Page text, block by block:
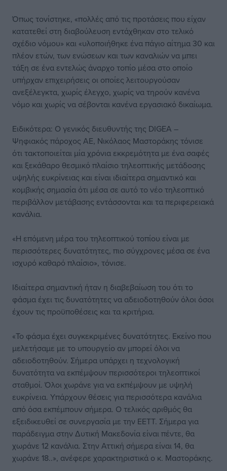
Όπως τονίστηκε, «πολλές από τις προτάσεις που είχαν
κατατεθεί στη διαβούλευση εντάχθηκαν στο τελικό
σχέδιο νόμου» και «υλοποιήθηκε ένα πάγιο αίτημα 30 και
πλέον ετών, των ενώσεων και των καναλιών να μπει
τάξη σε ένα εντελώς άναρχο τοπίο μέσα στο οποίο
υπήρχαν επιχειρήσεις οι οποίες λειτουργούσαν
ανεξέλεγκτα, χωρίς έλεγχο, χωρίς να τηρούν κανένα
νόμο και χωρίς να σέβονται κανένα εργασιακό δικαίωμα.
Ειδικότερα: Ο γενικός διευθυντής της DIGEA –
Ψηφιακός πάροχος ΑΕ, Νικόλαος Μαστοράκης τόνισε
ότι τακτοποιείται μία χρόνια εκκρεμότητα με ένα σαφές
και ξεκάθαρο θεσμικό πλαίσιο τηλεοπτικής μετάδοσης
υψηλής ευκρίνειας και είναι ιδιαίτερα σημαντικό και
κομβικής σημασία ότι μέσα σε αυτό το νέο τηλεοπτικό
περιβάλλον μετάβασης εντάσσονται και τα περιφερειακά
κανάλια.
«Η επόμενη μέρα του τηλεοπτικού τοπίου είναι με
περισσότερες δυνατότητες, πιο σύγχρονες μέσα σε ένα
ισχυρό καθαρό πλαίσιο», τόνισε.
Ιδιαίτερα σημαντική ήταν η διαβεβαίωση του ότι το
φάσμα έχει τις δυνατότητες να αδειοδοτηθούν όλοι όσοι
έχουν τις προϋποθέσεις και τα κριτήρια.
«Το φάσμα έχει συγκεκριμένες δυνατότητες. Εκείνο που
μελετήσαμε με το υπουργείο αν μπορεί όλοι να
αδειοδοτηθούν. Σήμερα υπάρχει η τεχνολογική
δυνατότητα να εκπέμψουν περισσότεροι τηλεοπτικοί
σταθμοί. Όλοι χωράνε για να εκπέμψουν με υψηλή
ευκρίνεια. Υπάρχουν θέσεις για περισσότερα κανάλια
από όσα εκπέμπουν σήμερα. Ο τελικός αριθμός θα
εξειδικευθεί σε συνεργασία με την ΕΕΤΤ. Σήμερα για
παράδειγμα στην Δυτική Μακεδονία είναι πέντε, θα
χωράνε 12 κανάλια. Στην Αττική σήμερα είναι 14, θα
χωράνε 18..», ανέφερε χαρακτηριστικά ο κ. Μαστοράκης.